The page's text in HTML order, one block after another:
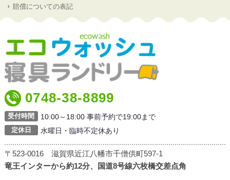
賠償についての表記
0748-38-8899
受付時間 10:00～18:00 事前予約で19:00まで
定休日 水曜日・臨時不定休あり
〒523-0016 滋賀県近江八幡市千僧供町597-1
竜王インターから約12分、国道8号線六枚橋交差点角